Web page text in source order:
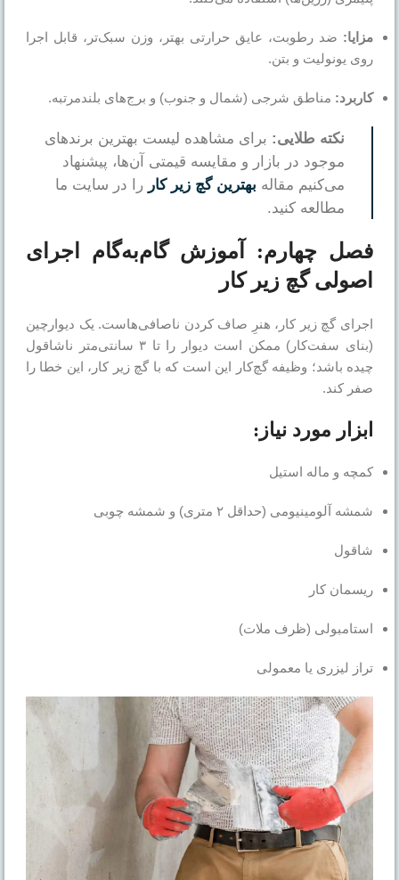
مزایا: ضد رطوبت، عایق حرارتی بهتر، وزن سبک‌تر، قابل اجرا
روی یونولیت و بتن.
کاربرد: مناطق شرجی (شمال و جنوب) و برج‌های بلندمرتبه.
نکته طلایی: برای مشاهده لیست بهترین برندهای
موجود در بازار و مقایسه قیمتی آن‌ها، پیشنهاد
می‌کنیم مقاله بهترین گچ زیر کار
را در سایت ما
مطالعه کنید.
فصل چهارم: آموزش گام‌به‌گام اجرای
اصولی گچ زیر کار
اجرای گچ زیر کار، هنرِ صاف کردن ناصافی‌هاست. یک دیوارچین
(بنای سفت‌کار) ممکن است دیوار را تا ۳ سانتی‌متر ناشاقول
چیده باشد؛ وظیفه گچ‌کار این است که با گچ زیر کار، این خطا را
صفر کند.
ابزار مورد نیاز:
کمچه و ماله استیل
شمشه آلومینیومی (حداقل ۲ متری) و شمشه چوبی
شاقول
ریسمان کار
استامبولی (ظرف ملات)
تراز لیزری یا معمولی